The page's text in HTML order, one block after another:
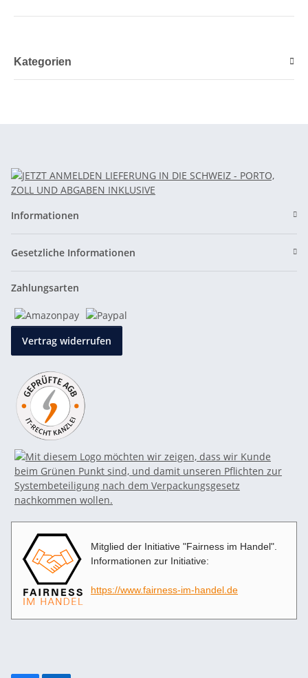
Kategorien
Informationen
Gesetzliche Informationen
Zahlungsarten
Vertrag widerrufen
Mitglied der Initiative "Fairness im Handel".
Informationen zur Initiative:
https://www.fairness-im-handel.de